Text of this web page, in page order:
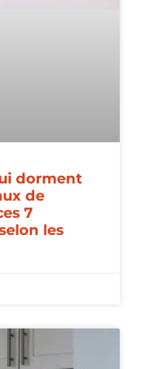
dorment
de
7
les